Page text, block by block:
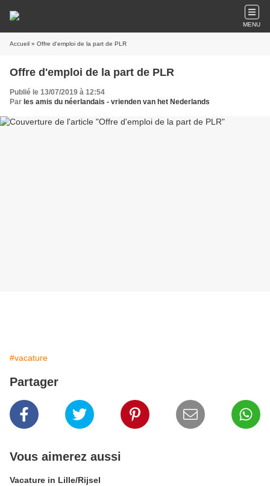
MENU
Accueil » Offre d'emploi de la part de PLR
Offre d'emploi de la part de PLR
Publié le 13/07/2019 à 12:54
Par les amis du néerlandais - vrienden van het Nederlands
#vacature
Partager
Vous aimerez aussi
Vacature in Lille/Rijsel